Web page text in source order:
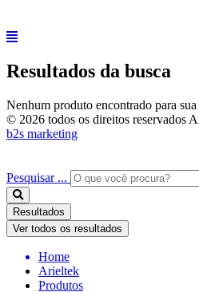
Resultados da busca
Nenhum produto encontrado para sua
© 2026 todos os direitos reservados
b2s marketing
Pesquisar ...
Resultados
Ver todos os resultados
Home
Arieltek
Produtos